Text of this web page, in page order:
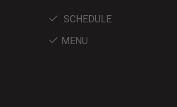
SCHEDULE
MENU